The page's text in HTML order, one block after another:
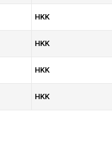
HKK
HKK
HKK
HKK